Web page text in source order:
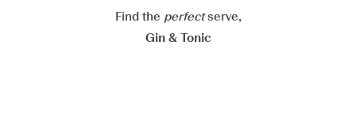
Ginventory
Find the perfectserve,
Gin & Tonic